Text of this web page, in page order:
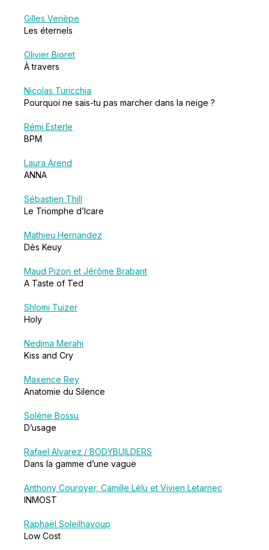
Gilles Verièpe
Les éternels
Olivier Bioret
À travers
Nicolas Turicchia
Pourquoi ne sais-tu pas marcher dans la neige ?
Rémi Esterle
BPM
Laura Arend
ANNA
Sébastien Thill
Le Triomphe d’Icare
Mathieu Hernandez
Dès Keuy
Maud Pizon et Jérôme Brabant
A Taste of Ted
Shlomi Tuizer
Holy
Nedjma Merahi
Kiss and Cry
Maxence Rey
Anatomie du Silence
Solène Bossu
D’usage
Rafael Alvarez / BODYBUILDERS
Dans la gamme d’une vague
Anthony Couroyer, Camille Lélu et Vivien Letarnec
INMOST
Raphaël Soleilhavoup
Low Cost